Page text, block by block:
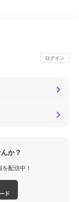
ログイン
か？
配信中！